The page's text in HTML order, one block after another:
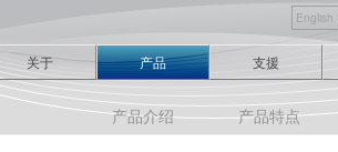
关于 产品 支援
English
产品介绍 产品特点